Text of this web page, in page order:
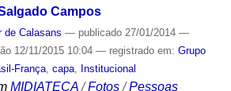
Campos
de Calasans — publicado27/01/2014 —
12/11/2015 10:04 — registrado em: Grupo
França, capa, Institucional
MIDIATECA /Fotos /Pessoas